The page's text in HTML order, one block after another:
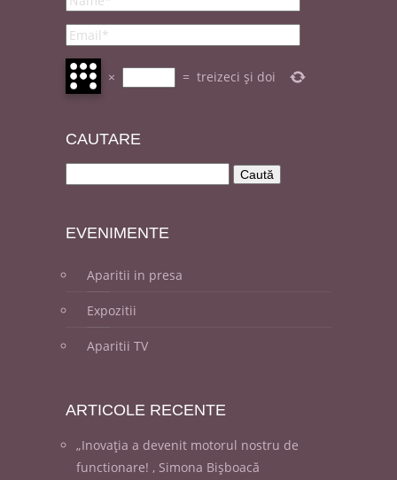
× = treizeci și doi
CAUTARE
EVENIMENTE
Aparitii in presa
Expozitii
Aparitii TV
ARTICOLE RECENTE
„Inovația a devenit motorul nostru de
functionare! , Simona Bișboacă